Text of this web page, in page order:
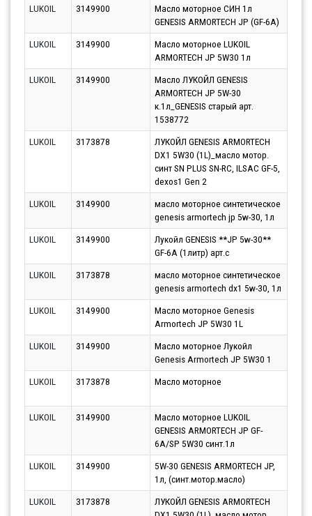
LUKOIL
3149900
Масло моторное СИН 1л
GENESIS ARMORTECH JP (GF-6A)
LUKOIL
3149900
Масло моторное LUKOIL
ARMORTECH JP 5W30 1л
LUKOIL
3149900
Масло ЛУКОЙЛ GENESIS
ARMORTECH JP 5W-30
к.1л_GENESIS старый арт.
1538772
LUKOIL 3173878
ЛУКОЙЛ GENESIS ARMORTECH
DX1 5W30 (1L)_масло мотор.
синт SN PLUS SN-RC, ILSAC GF-5,
dexos1 Gen 2
LUKOIL 3149900
масло моторное синтетическое
genesis armortech jp 5w-30, 1л
LUKOIL
3149900
Лукойл GENESIS **JP 5w-30**
GF-6A (1литр) арт.c
LUKOIL
3173878
масло моторное синтетическое
genesis armortech dx1 5w-30, 1л
LUKOIL
3149900
Масло моторное Genesis
Armortech JP 5W30 1L
LUKOIL
3149900
Масло моторное Лукойл
Genesis Armortech JP 5W30 1
LUKOIL
3173878 Масло моторное
LUKOIL
3149900
Масло моторное LUKOIL
GENESIS ARMORTECH JP GF-
6A/SP 5W30 синт.1л
LUKOIL 3149900
5W-30 GENESIS ARMORTECH JP,
1л, (синт.мотор.масло)
LUKOIL
3173878
ЛУКОЙЛ GENESIS ARMORTECH